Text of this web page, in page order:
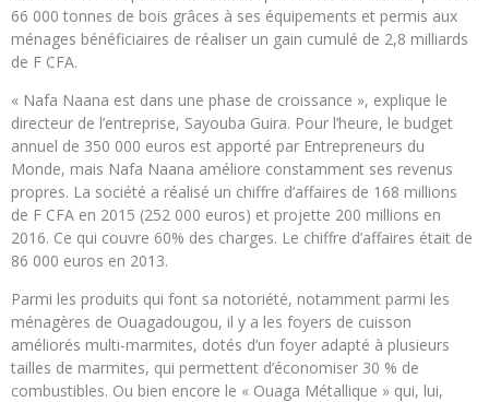
66 000 tonnes de bois grâces à ses équipements et permis aux
ménages bénéficiaires de réaliser un gain cumulé de 2,8 milliards
de F CFA.
« Nafa Naana est dans une phase de croissance », explique le
directeur de l’entreprise, Sayouba Guira. Pour l’heure, le budget
annuel de 350 000 euros est apporté par Entrepreneurs du
Monde, mais Nafa Naana améliore constamment ses revenus
propres. La société a réalisé un chiffre d’affaires de 168 millions
de F CFA en 2015 (252 000 euros) et projette 200 millions en
2016. Ce qui couvre 60% des charges. Le chiffre d’affaires était de
86 000 euros en 2013.
Parmi les produits qui font sa notoriété, notamment parmi les
ménagères de Ouagadougou, il y a les foyers de cuisson
améliorés multi-marmites, dotés d’un foyer adapté à plusieurs
tailles de marmites, qui permettent d’économiser 30 % de
combustibles. Ou bien encore le « Ouaga Métallique » qui, lui,